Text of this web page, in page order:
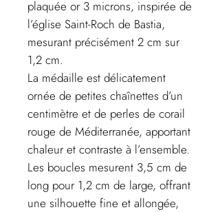
plaquée or 3 microns, inspirée de
l’église Saint-Roch de Bastia,
mesurant précisément 2 cm sur
1,2 cm.
La médaille est délicatement
ornée de petites chaînettes d’un
centimètre et de perles de corail
rouge de Méditerranée, apportant
chaleur et contraste à l’ensemble.
Les boucles mesurent 3,5 cm de
long pour 1,2 cm de large, offrant
une silhouette fine et allongée,